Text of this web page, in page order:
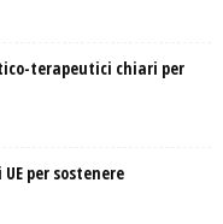
terapeutici chiari per
per sostenere